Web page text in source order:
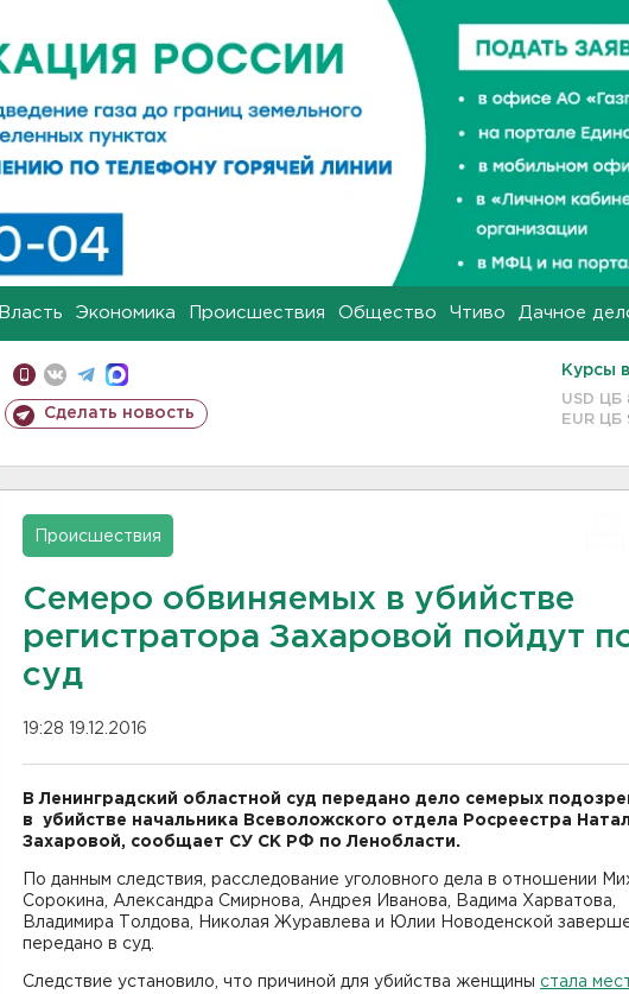
Власть Экономика Происшествия Общество Чтиво Дачное
Сделать новость
Курсы
USD ЦБ
EUR ЦБ
Происшествия
Семеро обвиняемых в убийстве
регистратора Захаровой пойдут
суд
19:28 19.12.2016
В Ленинградский областной суд передано дело семерых
в убийстве начальника Всеволожского отдела Росреестра
Захаровой, сообщает СУ СК РФ по Ленобласти.
По данным следствия, расследование уголовного дела в отношении
Сорокина, Александра Смирнова, Андрея Иванова, Вадима Харватова,
Владимира Толдова, Николая Журавлева и Юлии Новоденской
передано в суд.
Следствие установило, что причиной для убийства женщины стала